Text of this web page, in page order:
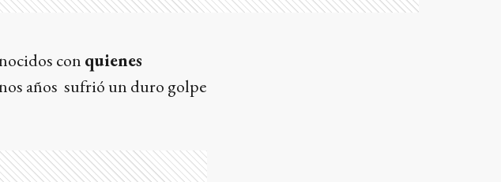
con quienes
años sufrió un duro golpe